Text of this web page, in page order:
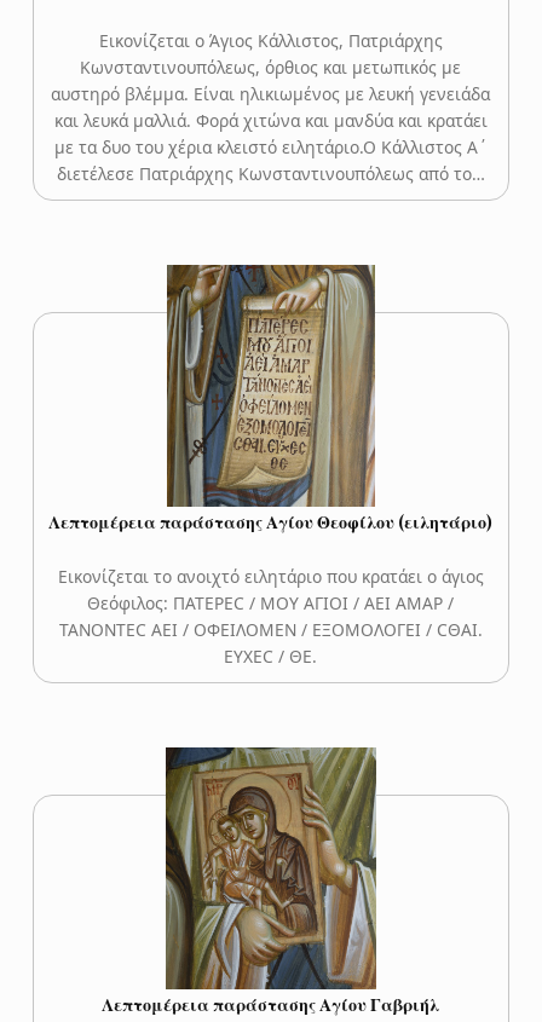
Εικονίζεται ο Άγιος Κάλλιστος, Πατριάρχης
Κωνσταντινουπόλεως, όρθιος και μετωπικός με
αυστηρό βλέμμα. Είναι ηλικιωμένος με λευκή γενειάδα
και λευκά μαλλιά. Φορά χιτώνα και μανδύα και κρατάει
με τα δυο του χέρια κλειστό ειλητάριο.Ο Κάλλιστος Α΄
διετέλεσε Πατριάρχης Κωνσταντινουπόλεως από το…
Λεπτομέρεια παράστασης Αγίου Θεοφίλου (ειλητάριο)
Εικονίζεται το ανοιχτό ειλητάριο που κρατάει ο άγιος
Θεόφιλος: ΠΑΤΕΡΕC / ΜΟΥ ΑΓΙΟΙ / ΑΕΙ ΑΜΑΡ /
ΤΑΝΟΝΤΕC ΑΕΙ / ΟΦΕΙΛΟΜΕΝ / ΕΞΟΜΟΛΟΓΕΙ / CΘΑΙ.
ΕΥΧΕC / ΘΕ.
Λεπτομέρεια παράστασης Αγίου Γαβριήλ